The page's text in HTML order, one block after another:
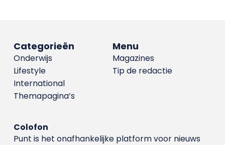
Menu
Magazines
Tip de redactie
Categorieën
Onderwijs
Lifestyle
International
Themapagina’s
Colofon
Punt is het onafhankelijke platform voor nieuws